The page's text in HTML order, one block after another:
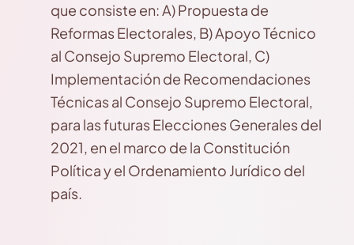
que consiste en: A) Propuesta de
Reformas Electorales, B) Apoyo Técnico
al Consejo Supremo Electoral, C)
Implementación de Recomendaciones
Técnicas al Consejo Supremo Electoral,
para las futuras Elecciones Generales del
2021, en el marco de la Constitución
Política y el Ordenamiento Jurídico del
país.